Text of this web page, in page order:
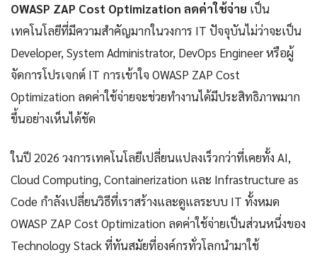
OWASP ZAP Cost Optimization ลดค่าใช้จ่าย เป็น
เทคโนโลยีที่มีความสำคัญมากในวงการ IT ปัจจุบันไม่ว่าจะเป็น
Developer, System Administrator, DevOps Engineer หรือผู้
จัดการโปรเจกต์ IT การเข้าใจ OWASP ZAP Cost
Optimization ลดค่าใช้จ่ายจะช่วยทำงานได้มีประสิทธิภาพมาก
ขึ้นอย่างเห็นได้ชัด
ในปี 2026 วงการเทคโนโลยีเปลี่ยนแปลงเร็วกว่าที่เคยทั้ง AI,
Cloud Computing, Containerization และ Infrastructure as
Code กำลังเปลี่ยนวิธีที่เราสร้างและดูแลระบบ IT ทั้งหมด
OWASP ZAP Cost Optimization ลดค่าใช้จ่ายเป็นส่วนหนึ่งของ
Technology Stack ที่ทันสมัยที่องค์กรทั่วโลกนำมาใช้